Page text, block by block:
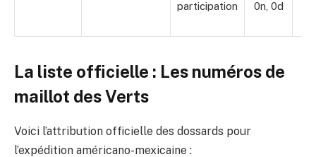
participation
0n, 0d
La liste officielle : Les numéros de
maillot des Verts
Voici l’attribution officielle des dossards pour
l’expédition américano-mexicaine :